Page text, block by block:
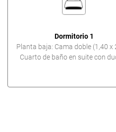
Dormitorio 1
Planta baja: Cama doble (1,40 x
Cuarto de baño en suite con